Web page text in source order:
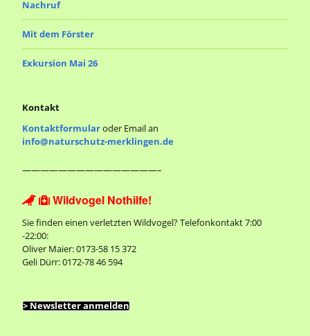
Nachruf
Mit dem Förster
Exkursion Mai 26
Kontakt
Kontaktformularoder Email an
info@naturschutz-merklingen.de
———————————————–
  Wildvogel Nothilfe!
Sie finden einen verletzten Wildvogel? Telefonkontakt 7:00
-22:00:
Oliver Maier: 0173-58 15 372
Geli Dürr: 0172-78 46 594
> Newsletter anmelden